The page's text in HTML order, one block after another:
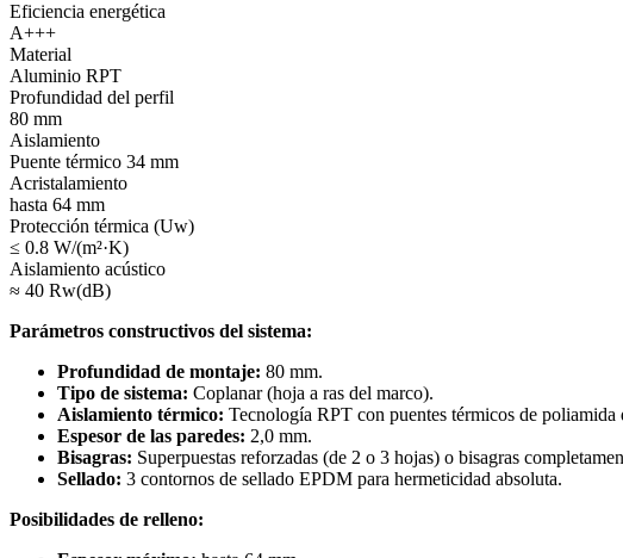
Eficiencia energética
A+++
Material
Aluminio RPT
Profundidad del perfil
80 mm
Aislamiento
Puente térmico 34 mm
Acristalamiento
hasta 64 mm
Protección térmica (Uw)
≤ 0.8 W/(m²·K)
Aislamiento acústico
≈ 40 Rw(dB)
Parámetros constructivos del sistema:
Profundidad de montaje: 80 mm.
Tipo de sistema: Coplanar (hoja a ras del marco).
Aislamiento térmico: Tecnología RPT con puentes térmicos de
Espesor de las paredes: 2,0 mm.
Bisagras: Superpuestas reforzadas (de 2 o 3 hojas) o bisagras
Sellado: 3 contornos de sellado EPDM para hermeticidad absoluta.
Posibilidades de relleno: